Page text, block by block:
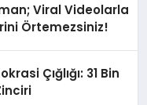
Viral Videolarla
Örtemezsiniz!
Çığlığı: 31 Bin